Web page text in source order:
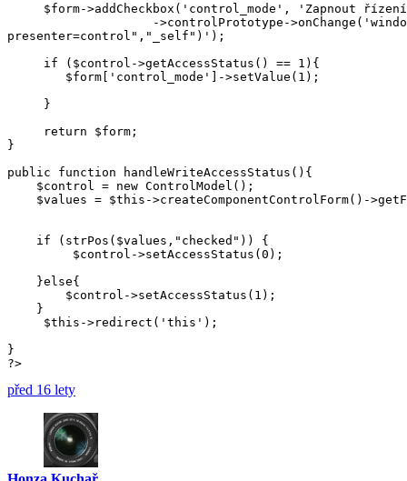
$form->addCheckbox('control_mode', 'Zapnout
->controlPrototype-
presenter=control","_self")');
     if ($control->getAccessStatus() == 1){
        $form['control_mode']->setValue(1);
     }
     return $form;
}
public function handleWriteAccessStatus(){
    $control = new ControlModel();
$values = $this->createComponentControlForm()-
    if (strPos($values,"checked")) {
         $control->setAccessStatus(0);
    }else{
        $control->setAccessStatus(1);
    }
     $this->redirect('this');
}
?>
před 16 lety